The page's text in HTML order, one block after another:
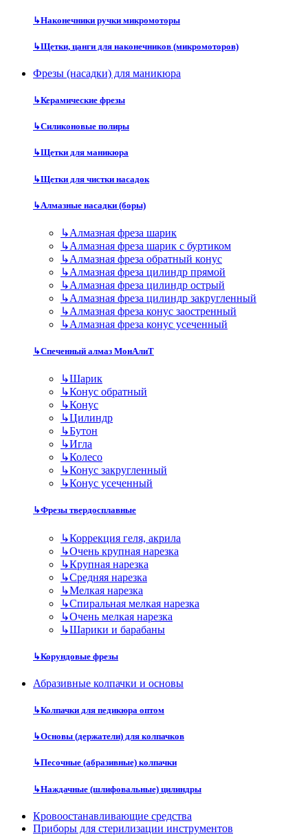
↳Наконечники ручки микромоторы
↳Щетки, цанги для наконечников (микромоторов)
Фрезы (насадки) для маникюра
↳Керамические фрезы
↳Силиконовые полиры
↳Щетки для маникюра
↳Щетки для чистки насадок
↳Алмазные насадки (боры)
↳Алмазная фреза шарик
↳Алмазная фреза шарик с буртиком
↳Алмазная фреза обратный конус
↳Алмазная фреза цилиндр прямой
↳Алмазная фреза цилиндр острый
↳Алмазная фреза цилиндр закругленный
↳Алмазная фреза конус заостренный
↳Алмазная фреза конус усеченный
↳Спеченный алмаз МонАлиТ
↳Шарик
↳Конус обратный
↳Конус
↳Цилиндр
↳Бутон
↳Игла
↳Колесо
↳Конус закругленный
↳Конус усеченный
↳Фрезы твердосплавные
↳Коррекция геля, акрила
↳Очень крупная нарезка
↳Крупная нарезка
↳Средняя нарезка
↳Мелкая нарезка
↳Спиральная мелкая нарезка
↳Очень мелкая нарезка
↳Шарики и барабаны
↳Корундовые фрезы
Абразивные колпачки и основы
↳Колпачки для педикюра оптом
↳Основы (держатели) для колпачков
↳Песочные (абразивные) колпачки
↳Наждачные (шлифовальные) цилиндры
Кровоостанавливающие средства
Приборы для стерилизации инструментов